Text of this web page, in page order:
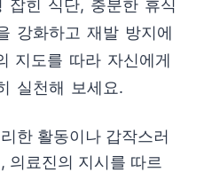
잡힌 식단, 충분한 휴식
강화하고 재발 방지에
지도를 따라 자신에게
실천해 보세요.
한 활동이나 갑작스러
의료진의 지시를 따르